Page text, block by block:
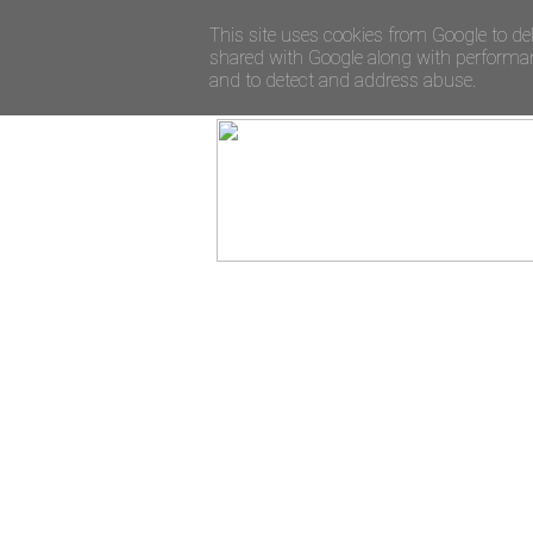
This site uses cookies from Google to
shared with Google along with
and to detect and address abuse.